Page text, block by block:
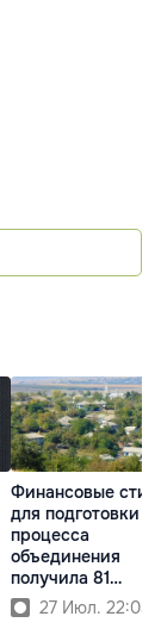
Финансовые
для подготовки
процесса
объединения
получила 81
примэрия
27 Июл. 22:03